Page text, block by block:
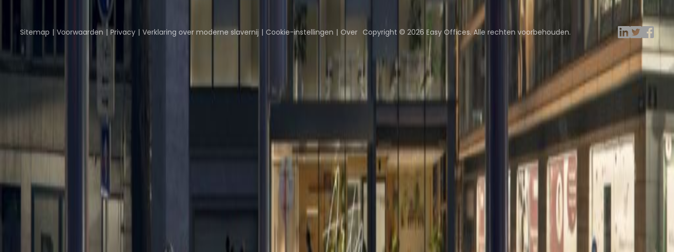
Coworker Davinci Meeting Rooms Incendium Yta
Instant Group
Sitemap Voorwaarden Privacy Verklaring over moderne slavernij Cookie-instellingen Over Copyright © 2026 Easy Offices. Alle rechten voorbehouden.